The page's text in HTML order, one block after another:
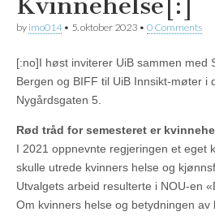
Kvinnehelse[:]
by imo014• 5. oktober 2023 • 0 Comments
[:no]I høst inviterer UiB sammen med
Bergen og BIFF til UiB Innsikt-møter i
Nygårdsgaten 5.
Rød tråd for semesteret er
I 2021 oppnevnte regjeringen et eget
skulle utrede kvinners helse og
Utvalgets arbeid resulterte i NOU-en
Om kvinners helse og betydningen